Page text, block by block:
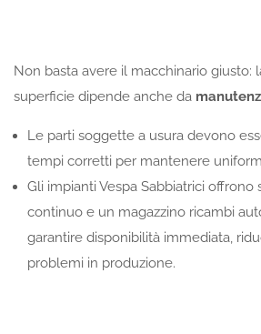
Non basta avere il macchinario giusto:
superficie dipende anche da
Le parti soggette a usura devono
tempi corretti per mantenere
Gli impianti Vespa Sabbiatrici
continuo e un magazzino ricambi
garantire disponibilità immediata,
problemi in produzione.